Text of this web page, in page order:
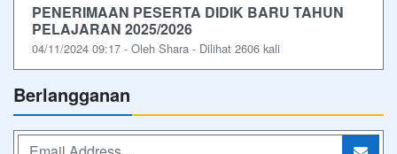
PENERIMAAN PESERTA DIDIK BARU TAHUN
PELAJARAN 2025/2026
04/11/2024 09:17 - Oleh Shara - Dilihat 2606 kali
Berlangganan